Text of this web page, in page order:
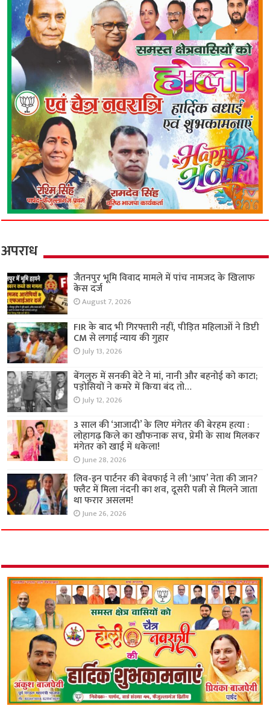
अपराध
जैतनपुर भूमि विवाद मामले में पांच नामजद के खिलाफ
केस दर्ज
August 7, 2026
FIR के बाद भी गिरफ्तारी नहीं, पीड़ित महिलाओं ने डिप्टी
CM से लगाई न्याय की गुहार
July 13, 2026
बेंगलुरु में सनकी बेटे ने मां, नानी और बहनोई को काटा;
पड़ोसियों ने कमरे में किया बंद तो…
July 12, 2026
3 साल की ‘आजादी’ के लिए मंगेतर की बेरहम हत्या :
लोहागढ़ किले का खौफनाक सच, प्रेमी के साथ मिलकर
मंगेतर को खाई में धकेला!
June 28, 2026
लिव-इन पार्टनर की बेवफाई ने ली ‘आप’ नेता की जान?
फ्लैट में मिला नंदनी का शव, दूसरी पत्नी से मिलने जाता
था फरार असलम!
June 26, 2026